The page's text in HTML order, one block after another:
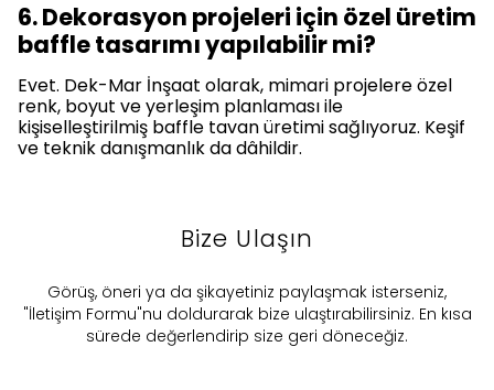
6. Dekorasyon projeleri için özel üretim
baffle tasarımı yapılabilir mi?
Evet. Dek-Mar İnşaat olarak, mimari projelere özel
renk, boyut ve yerleşim planlaması ile
kişiselleştirilmiş baffle tavan üretimi sağlıyoruz. Keşif
ve teknik danışmanlık da dâhildir.
Bize Ulaşın
​Görüş, öneri ya da şikayetiniz paylaşmak isterseniz,
"İletişim Formu"nu doldurarak bize ulaştırabilirsiniz. En kısa
sürede değerlendirip size geri döneceğiz.